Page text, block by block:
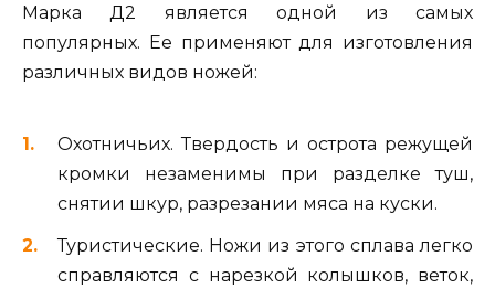
Марка Д2 является одной из самых
популярных. Ее применяют для изготовления
различных видов ножей:
Охотничьих. Твердость и острота режущей
кромки незаменимы при разделке туш,
снятии шкур, разрезании мяса на куски.
Туристические. Ножи из этого сплава легко
справляются с нарезкой колышков, веток,